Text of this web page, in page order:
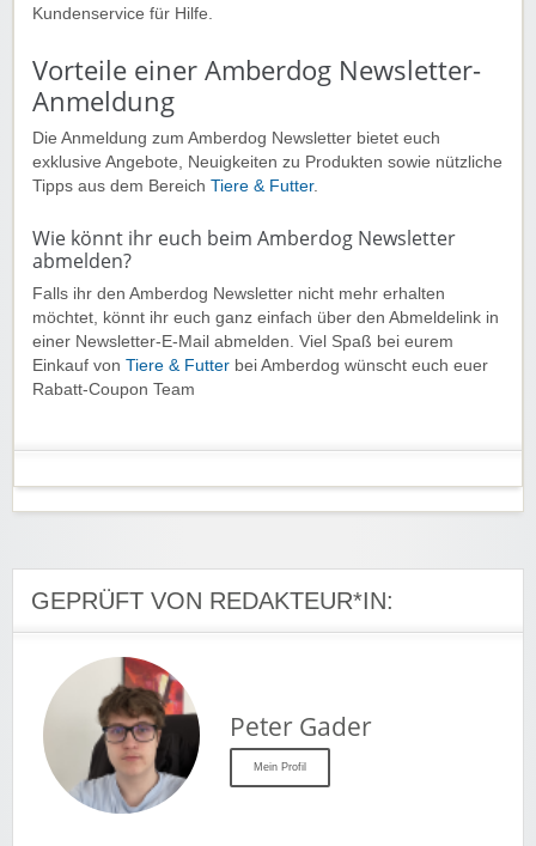
Kundenservice für Hilfe.
Vorteile einer Amberdog Newsletter-
Anmeldung
Die Anmeldung zum Amberdog Newsletter bietet euch
exklusive Angebote, Neuigkeiten zu Produkten sowie nützliche
Tipps aus dem Bereich Tiere & Futter.
Wie könnt ihr euch beim Amberdog Newsletter
abmelden?
Falls ihr den Amberdog Newsletter nicht mehr erhalten
möchtet, könnt ihr euch ganz einfach über den Abmeldelink in
einer Newsletter-E-Mail abmelden. Viel Spaß bei eurem
Einkauf von Tiere & Futter bei Amberdog wünscht euch euer
Rabatt-Coupon Team
GEPRÜFT VON REDAKTEUR*IN:
Peter Gader
Mein Profil